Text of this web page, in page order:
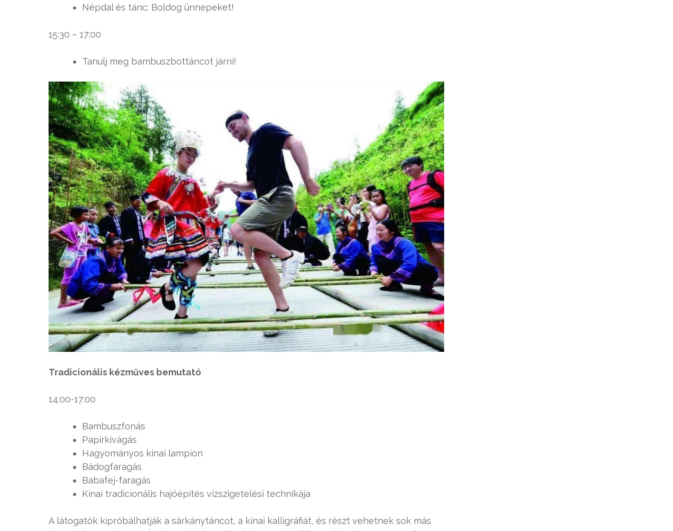
Népdal és tánc: Boldog ünnepeket!
15:30 – 17:00
Tanulj meg bambuszbottáncot járni!
Tradicionális kézműves bemutató
14:00-17:00
Bambuszfonás
Papírkivágás
Hagyományos kínai lampion
Bádogfaragás
Babafej-faragás
Kínai tradicionális hajóépítés vízszigetelési technikája
A látogatók kipróbálhatják a sárkánytáncot, a kínai kalligráfiát, és részt vehetnek sok más